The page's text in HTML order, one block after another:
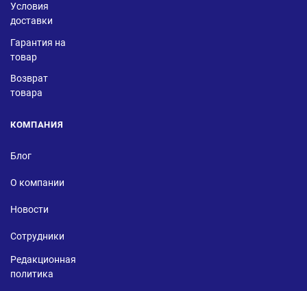
Условия
доставки
Гарантия на
товар
Возврат
товара
КОМПАНИЯ
Блог
О компании
Новости
Сотрудники
Редакционная
политика